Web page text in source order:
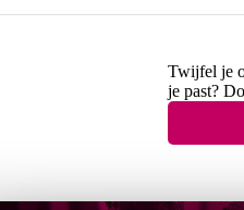
Twijfel je
je past?